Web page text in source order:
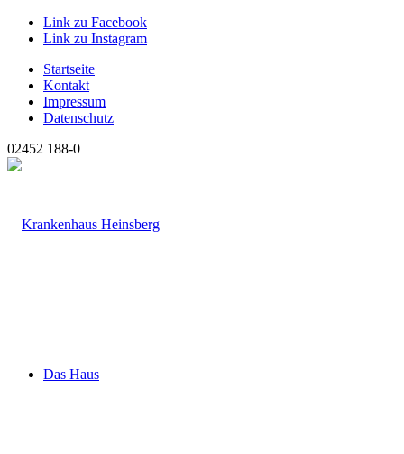
Link zu Facebook
Link zu Instagram
Startseite
Kontakt
Impressum
Datenschutz
02452 188-0
Das Haus